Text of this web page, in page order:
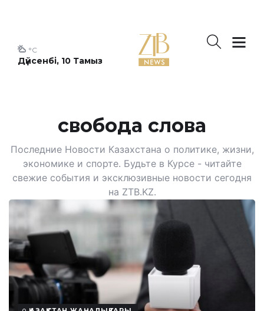
Дүйсенбі, 10 Тамыз
°C
свобода слова
Последние Новости Казахстана о политике, жизни,
экономике и спорте. Будьте в Курсе - читайте
свежие события и эксклюзивные новости сегодня
на ZTB.KZ.